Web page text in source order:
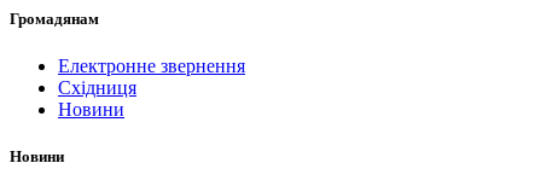
Громадянам
Електронне звернення
Східниця
Новини
Новини